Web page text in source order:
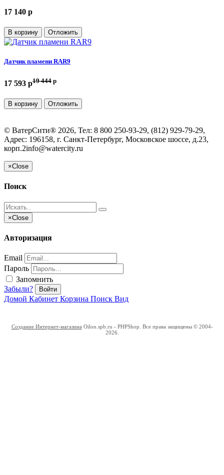
17 140 p
В корзину Отложить
Датчик пламени RAR9
17 593 p19 444 p
В корзину Отложить
© ВатерСити® 2026, Тел: 8 800 250-93-29, (812) 929-79-29,
Адрес: 196158, г. Санкт-Петербург, Московское шоссе, д.23,
корп.2info@watercity.ru
×Close
Поиск
×Close
Авторизация
Email
Пароль
Запомнить
Забыли?
Войти
Домой Кабинет Корзина Поиск Вид
Создание Интернет-магазина Oilon.spb.ru - PHPShop. Все права защищены © 2004-
2026.